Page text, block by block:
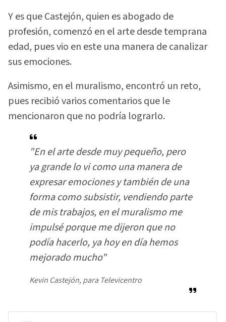
Y es que Castejón, quien es abogado de
profesión, comenzó en el arte desde temprana
edad, pues vio en este una manera de canalizar
sus emociones.
Asimismo, en el muralismo, encontró un reto,
pues recibió varios comentarios que le
mencionaron que no podría lograrlo.
"En el arte desde muy pequeño, pero
ya grande lo vi como una manera de
expresar emociones y también de una
forma como subsistir, vendiendo parte
de mis trabajos, en el muralismo me
impulsé porque me dijeron que no
podía hacerlo, ya hoy en día hemos
mejorado mucho"
Kevin Castejón, para Televicentro